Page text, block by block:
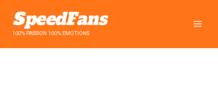
contenu100% PASSION 100% EMOTIONS